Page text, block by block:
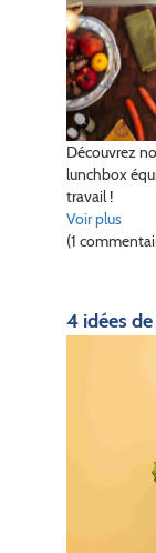
Découvrez
lunchbox
travail !
Voir plus
(1
4 idées